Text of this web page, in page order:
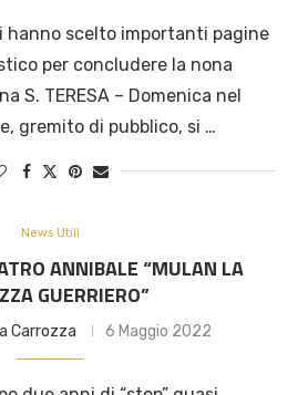
hanno scelto importanti pagine
per concludere la nona
S. TERESA – Domenica nel
gremito di pubblico, si …
News Utili
ANNIBALE “MULAN LA
GUERRIERO”
Carrozza 6 Maggio 2022